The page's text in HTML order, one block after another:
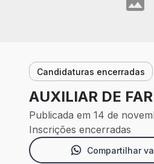
Candidaturas encerradas
AUXILIAR DE
Publicada em 14 de
Inscrições encerradas
Compartilhar